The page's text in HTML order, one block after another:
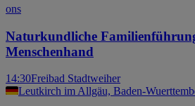
ons
Naturkundliche
Menschenhand
14:30Freibad Stadtweiher
Leutkirch im Allgäu, Baden-